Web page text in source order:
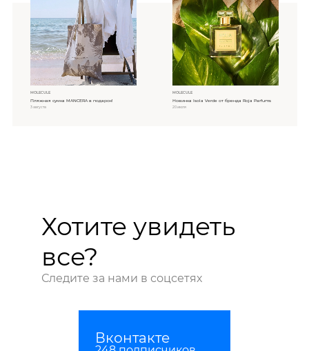
MOLECULE
Пляжная сумка MANCERA в подарок!
3 августа
MOLECULE
Новинка Isola Verde от бренда Roja Parfums
20 июля
Хотите увидеть
все?
Следите за нами в соцсетях
Вконтакте